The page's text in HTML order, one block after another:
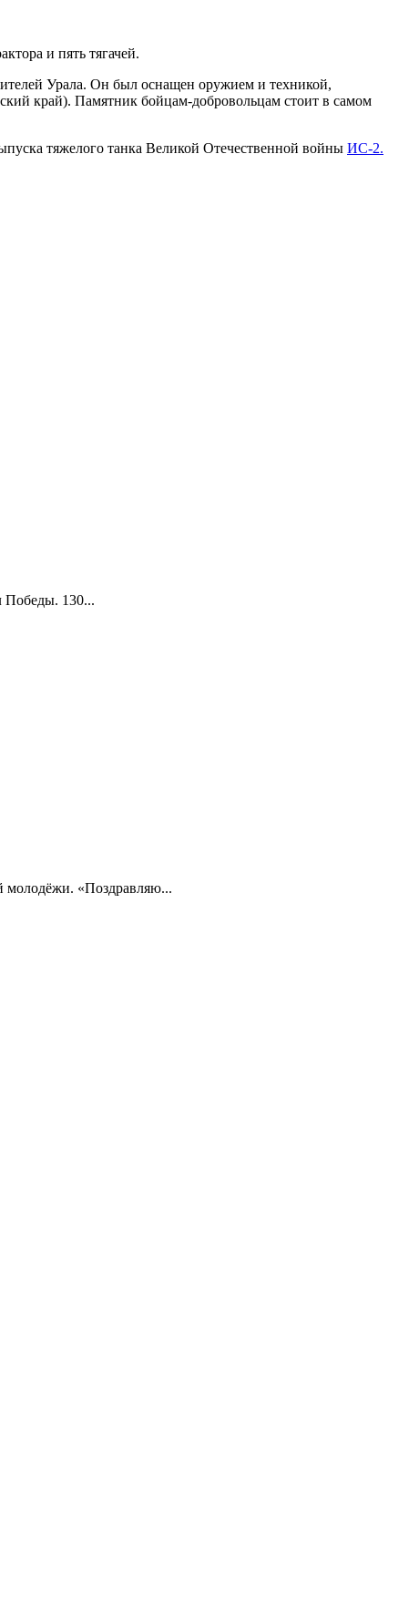
и пять тягачей.
Урала. Он был оснащен оружием и техникой,
край). Памятник бойцам-добровольцам стоит в самом
тяжелого танка Великой Отечественной войны ИС-2.
Победы. 130...
молодёжи. «Поздравляю...